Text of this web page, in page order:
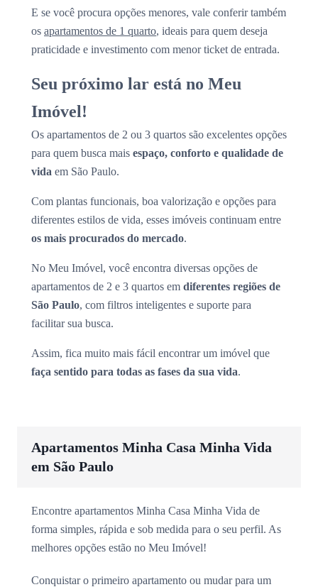
E se você procura opções menores, vale conferir também
os apartamentos de 1 quarto, ideais para quem deseja
praticidade e investimento com menor ticket de entrada.
Seu próximo lar está no Meu
Imóvel!
Os apartamentos de 2 ou 3 quartos são excelentes opções
para quem busca mais espaço, conforto e qualidade de
vida em São Paulo.
Com plantas funcionais, boa valorização e opções para
diferentes estilos de vida, esses imóveis continuam entre
os mais procurados do mercado.
No Meu Imóvel, você encontra diversas opções de
apartamentos de 2 e 3 quartos em diferentes regiões de
São Paulo, com filtros inteligentes e suporte para
facilitar sua busca.
Assim, fica muito mais fácil encontrar um imóvel que
faça sentido para todas as fases da sua vida.
Apartamentos Minha Casa Minha Vida
em São Paulo
Encontre apartamentos Minha Casa Minha Vida de
forma simples, rápida e sob medida para o seu perfil. As
melhores opções estão no Meu Imóvel!
Conquistar o primeiro apartamento ou mudar para um